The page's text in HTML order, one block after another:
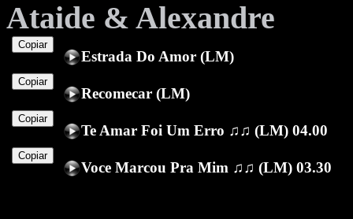
Ataide & Alexandre
Estrada Do Amor (LM)
Copiar
Recomecar (LM)
Copiar
Te Amar Foi Um Erro ♫♫ (LM) 04.00
Copiar
Voce Marcou Pra Mim ♫♫ (LM) 03.30
Copiar